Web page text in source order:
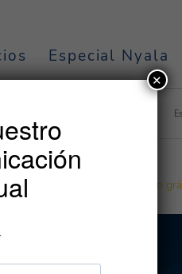
Especial Nyala
comunicación diseño
✕